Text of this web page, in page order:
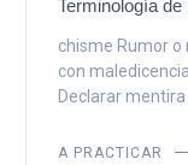
Terminología
chisme Rumor o
con
Declarar mentira
A PRACTICAR